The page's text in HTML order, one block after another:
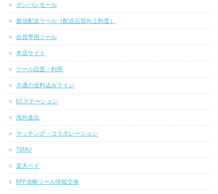
ポンパレモール
最強配送ラベル（配送品質向上制度）
会員専用ツール
本店サイト
ツール設置・利用
共通の送料込みライン
ECステーション
海外進出
マッチング・コラボレーション
TEMU
楽天ペイ
RPP攻略ツール情報交換